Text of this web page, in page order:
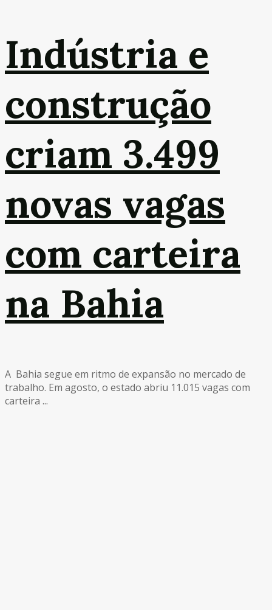
Indústria e
construção
criam 3.499
novas vagas
com carteira
na Bahia
A Bahia segue em ritmo de expansão no mercado de
trabalho. Em agosto, o estado abriu 11.015 vagas com
carteira ...